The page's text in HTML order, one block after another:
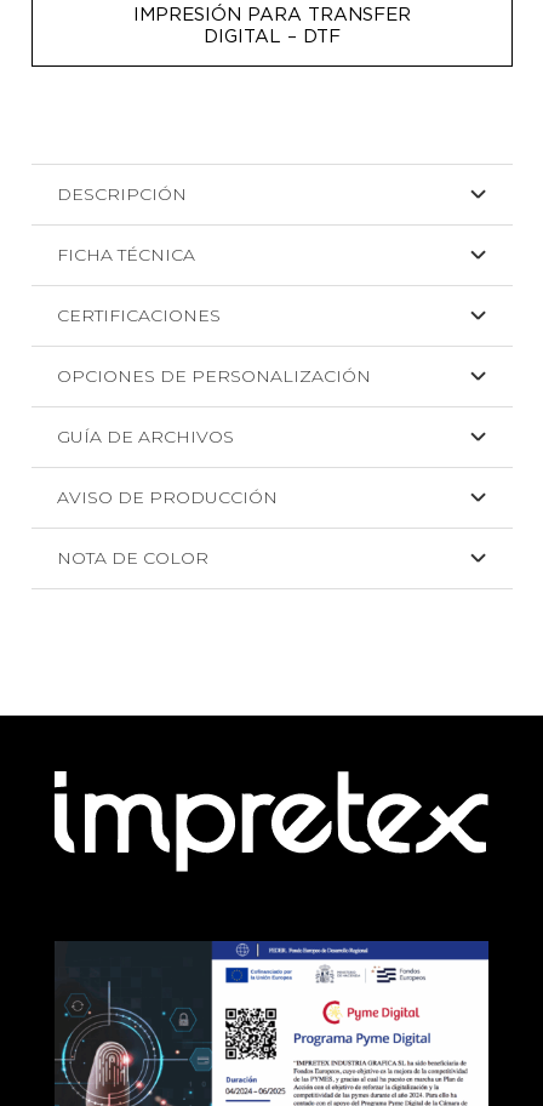
IMPRESIÓN PARA TRANSFER
DIGITAL – DTF
DESCRIPCIÓN
FICHA TÉCNICA
CERTIFICACIONES
OPCIONES DE PERSONALIZACIÓN
GUÍA DE ARCHIVOS
AVISO DE PRODUCCIÓN
NOTA DE COLOR